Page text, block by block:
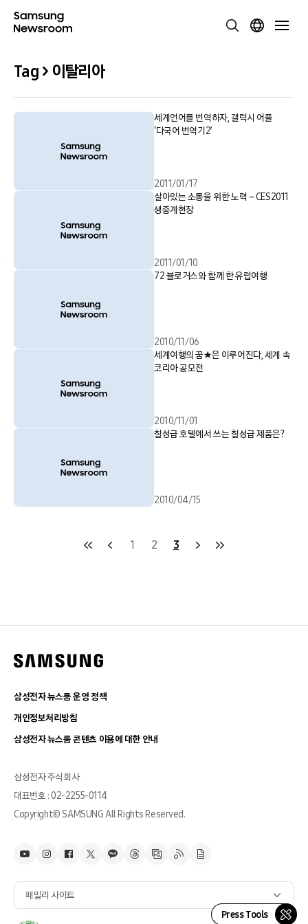
Tag > 이탈리아
세계언어를 번역하자, 갤럭시 어플
‘다국어 번역기2’
2011/01/17
살아있는 소통을 위한 노력 – CES2011
생중계현장
2011/01/10
72 블로거스와 함께 한 유럽여행
2010/11/06
세계여행의 꿈★은 이루어진다, 세계 속
코리아 공모전
2010/11/01
칠성급 호텔에서 쓰는 칠성급 제품은?
2010/04/15
1 2 3
Press Tools
삼성전자 뉴스룸 운영 정책
개인정보처리방침
삼성전자 뉴스룸 콘텐츠 이용에 대한 안내
삼성전자 주식회사
대표번호 : 02-2255-0114
Copyright© SAMSUNG All Rights Reserved.
패밀리 사이트